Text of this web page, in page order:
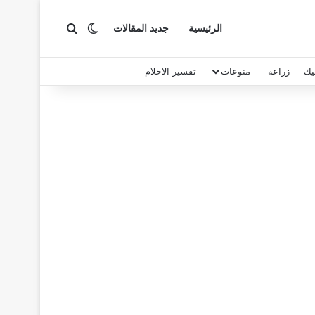
الرئيسية جديد المقالات الوضع المظلم
بحث عن
زراعة منوعات تفسير الاحلام